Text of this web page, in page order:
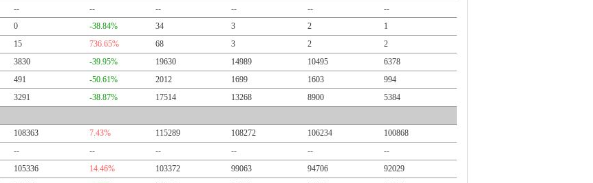
-- -- -- -- --
--
0 -38.84% 34 3 2
1
15 736.65% 68 3 2
2
3830 -39.95% 19630 14989 10495
6378
491 -50.61% 2012 1699 1603
994
3291 -38.87% 17514 13268 8900
5384
108363 7.43% 115289 108272 106234
100868
-- -- -- -- --
--
105336 14.46% 103372 99063 94706
92029